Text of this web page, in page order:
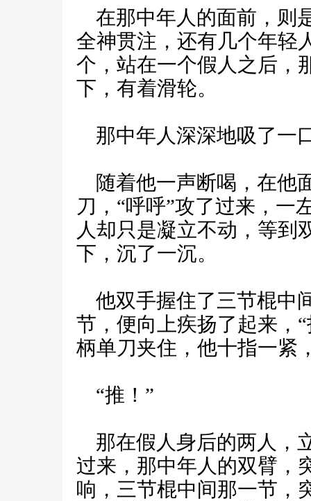
在那中年人的面前，则
全神贯注，还有几个年轻
个，站在一个假人之后，
下，有着滑轮。
那中年人深深地吸了一
随着他一声断喝，在他
刀，“呼呼”攻了过来，一
人却只是凝立不动，等到
下，沉了一沉。
他双手握住了三节棍中
节，便向上疾扬了起来，
柄单刀夹住，他十指一紧
“推！”
那在假人身后的两人，
过来，那中年人的双臂，
响，三节棍中间那一节，